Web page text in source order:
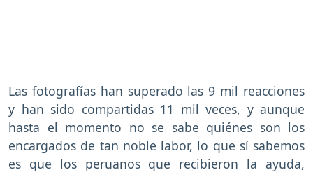
Las fotografías han superado las 9 mil reacciones
y han sido compartidas 11 mil veces, y aunque
hasta el momento no se sabe quiénes son los
encargados de tan noble labor, lo que sí sabemos
es que los peruanos que recibieron la ayuda,